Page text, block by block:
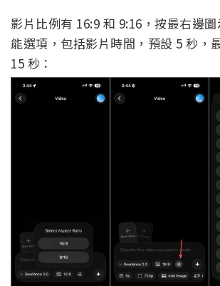
影片比例有 16:9 和 9:16，按最右邊
能選項，包括影片時間，預設 5 秒，
15 秒：